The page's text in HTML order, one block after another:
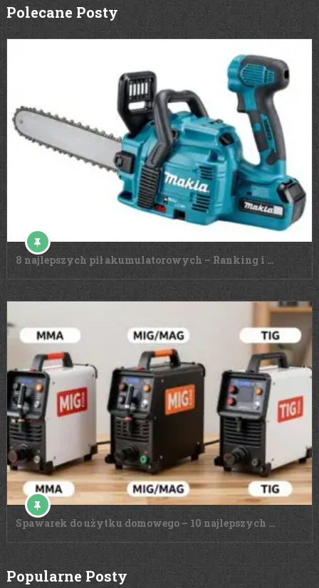
Polecane Posty
8 najlepszych pił akumulatorowych – Ranking i …
Spawarek do użytku domowego – 10 najlepszych …
Popularne Posty